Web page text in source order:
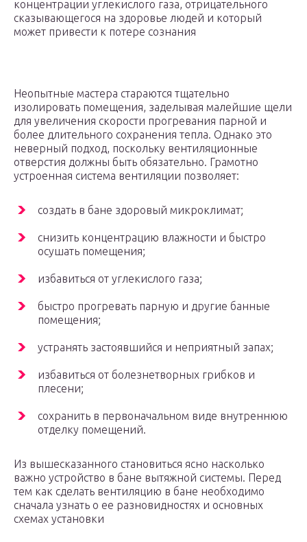
концентрации углекислого газа, отрицательного
сказывающегося на здоровье людей и который
может привести к потере сознания
Неопытные мастера стараются тщательно
изолировать помещения, заделывая малейшие щели
для увеличения скорости прогревания парной и
более длительного сохранения тепла. Однако это
неверный подход, поскольку вентиляционные
отверстия должны быть обязательно. Грамотно
устроенная система вентиляции позволяет:
создать в бане здоровый микроклимат;
снизить концентрацию влажности и быстро
осушать помещения;
избавиться от углекислого газа;
быстро прогревать парную и другие банные
помещения;
устранять застоявшийся и неприятный запах;
избавиться от болезнетворных грибков и
плесени;
сохранить в первоначальном виде внутреннюю
отделку помещений.
Из вышесказанного становиться ясно насколько
важно устройство в бане вытяжной системы. Перед
тем как сделать вентиляцию в бане необходимо
сначала узнать о ее разновидностях и основных
схемах установки